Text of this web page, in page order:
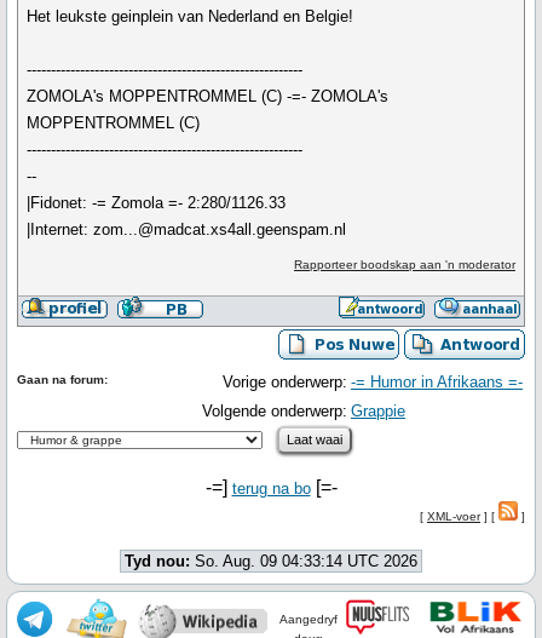
Het leukste geinplein van Nederland en Belgie!
---------------------------------------------------------
ZOMOLA's MOPPENTROMMEL (C) -=- ZOMOLA's
MOPPENTROMMEL (C)
---------------------------------------------------------
--
|Fidonet: -= Zomola =- 2:280/1126.33
|Internet: zom...@madcat.xs4all.geenspam.nl
Rapporteer boodskap aan 'n moderator
Vorige onderwerp: -= Humor in Afrikaans =-
Volgende onderwerp: Grappie
Gaan na forum:
-=] terug na bo[=-
[ XML-voer] [ ]
Tyd nou: So. Aug. 09 04:33:14 UTC 2026
Aangedryf